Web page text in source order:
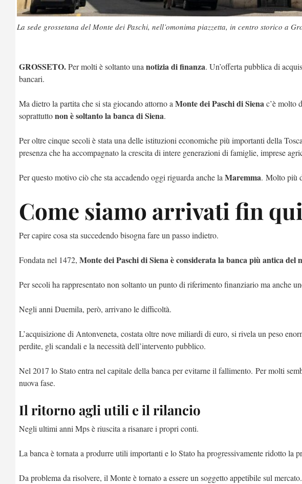
La sede grossetana del Monte dei Paschi, nell’omonima piazzetta, in centro storico a
GROSSETO.Per molti è soltanto una notizia di finanza. Un’offerta pubblica di
bancari.
Ma dietro la partita che si sta giocando attorno a Monte dei Paschi di Sienac’è molto
soprattuttonon è soltanto la banca di Siena.
Per oltre cinque secoli è stata una delle istituzioni economiche più importanti della
presenza che ha accompagnato la crescita di intere generazioni di famiglie, imprese
Per questo motivo ciò che sta accadendo oggi riguarda anche la Maremma. Molto più
Come siamo arrivati fin qui
Per capire cosa sta succedendo bisogna fare un passo indietro.
Fondata nel 1472, Monte dei Paschi di Siena è considerata la banca più antica del
Per secoli ha rappresentato non soltanto un punto di riferimento finanziario ma anche
Negli anni Duemila, però, arrivano le difficoltà.
L’acquisizione di Antonveneta, costata oltre nove miliardi di euro, si rivela un peso
perdite, gli scandali e la necessità dell’intervento pubblico.
Nel 2017 lo Stato entra nel capitale della banca per evitarne il fallimento. Per molti
nuova fase.
Il ritorno agli utili e il rilancio
Negli ultimi anni Mps è riuscita a risanare i propri conti.
La banca è tornata a produrre utili importanti e lo Stato ha progressivamente ridotto la
Da problema da risolvere, il Monte è tornato a essere un soggetto appetibile sul mercato.